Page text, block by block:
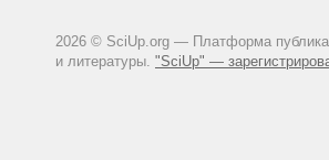
2026 © SciUp.org — Платформа
и литературы. "SciUp" —